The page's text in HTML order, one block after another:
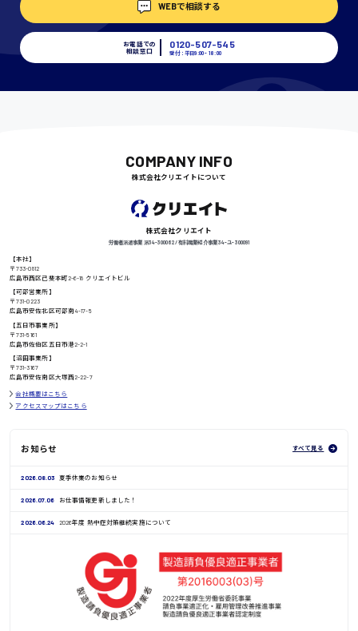
千葉県
高知県
鳥取県
日給8000円〜
WEBで相談する
お電話での
相談窓口
0120-507-545
受付：平日9:00 - 18:00
COMPANY INFO
株式会社クリエイトについて
株式会社クリエイト
労働者派遣事業 派34-300062 / 有料職業紹介事業 34-ユ-300091
【本社】
〒733-0812
広島市西区己斐本町2-6-18 クリエイトビル
【可部営業所】
〒731-0223
広島市安佐北区可部南4-17-5
【五日市事業所】
〒731-5161
広島市佐伯区五日市港2-2-1
【沼田事業所】
〒731-3167
広島市安佐南区大塚西2-22-7
会社概要はこちら
アクセスマップはこちら
お知らせ すべて見る
2026.08.03 夏季休業のお知らせ
2026.07.06 お仕事情報更新しました！
2026.06.24 2026年度 熱中症対策継続実施について